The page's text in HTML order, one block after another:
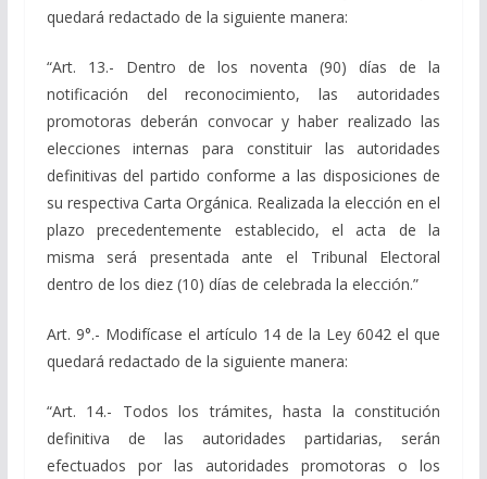
quedará redactado de la siguiente manera:
“Art. 13.- Dentro de los noventa (90) días de la
notificación del reconocimiento, las autoridades
promotoras deberán convocar y haber realizado las
elecciones internas para constituir las autoridades
definitivas del partido conforme a las disposiciones de
su respectiva Carta Orgánica. Realizada la elección en el
plazo precedentemente establecido, el acta de la
misma será presentada ante el Tribunal Electoral
dentro de los diez (10) días de celebrada la elección.”
Art. 9°.- Modifícase el artículo 14 de la Ley 6042 el que
quedará redactado de la siguiente manera:
“Art. 14.- Todos los trámites, hasta la constitución
definitiva de las autoridades partidarias, serán
efectuados por las autoridades promotoras o los